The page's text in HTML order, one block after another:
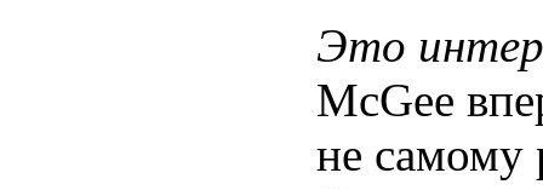
Это
McGee
не самому